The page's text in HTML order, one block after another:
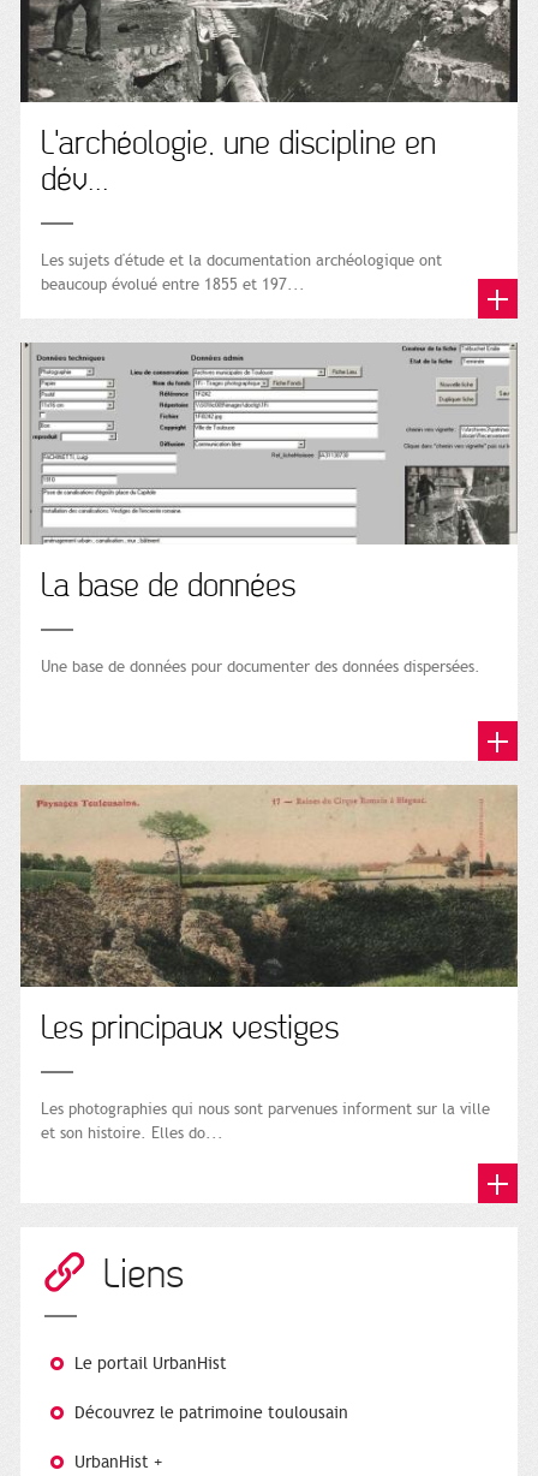
L'archéologie, une discipline en
dév...
Les sujets d'étude et la documentation archéologique ont
beaucoup évolué entre 1855 et 197...
La base de données
Une base de données pour documenter des données dispersées.
Les principaux vestiges
Les photographies qui nous sont parvenues informent sur la ville
et son histoire. Elles do...
Liens
Le portail UrbanHist
Découvrez le patrimoine toulousain
UrbanHist +